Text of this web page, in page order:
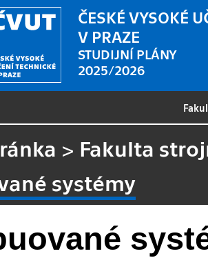
ČESKÉ VYSOKÉ
V PRAZE
STUDIJNÍ PLÁNY
2025/2026
> Fakulta
systémy